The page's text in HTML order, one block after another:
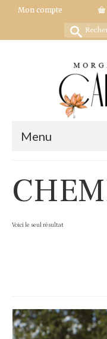
Mon compte
Menu
Voici le seul résultat